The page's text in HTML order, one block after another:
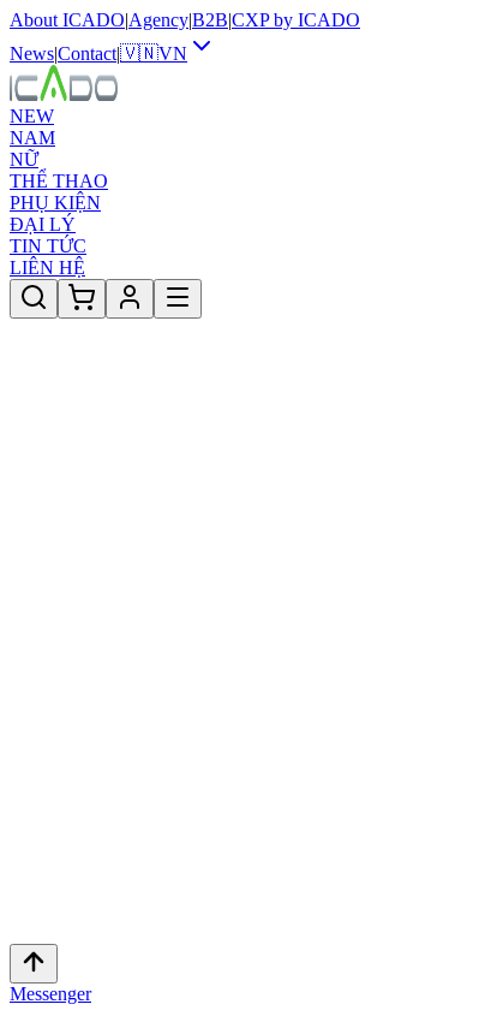
About ICADO|Agency|B2B|CXP by ICADO
News|Contact|🇻🇳VN
NEW
NAM
NỮ
THỂ THAO
PHỤ KIỆN
ĐẠI LÝ
TIN TỨC
LIÊN HỆ
Messenger